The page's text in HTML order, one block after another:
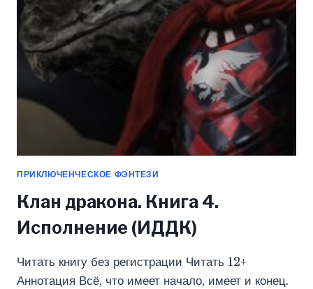
ПРИКЛЮЧЕНЧЕСКОЕ ФЭНТЕЗИ
Клан дракона. Книга 4.
Исполнение (ИДДК)
Читать книгу без регистрации Читать 12+
Аннотация Всё, что имеет начало, имеет и конец.